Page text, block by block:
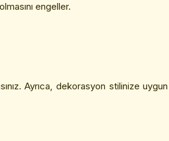
engeller.
Ayrıca, dekorasyon stilinize